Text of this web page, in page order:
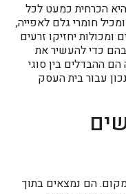
הכרחית כמעט לכל
חומרי גלם לאפייה,
יחזיקו זרעים
כדי להעשיר את
ההבדלים בין סוגי
עבור בית העסק
הם נמצאים בתוך